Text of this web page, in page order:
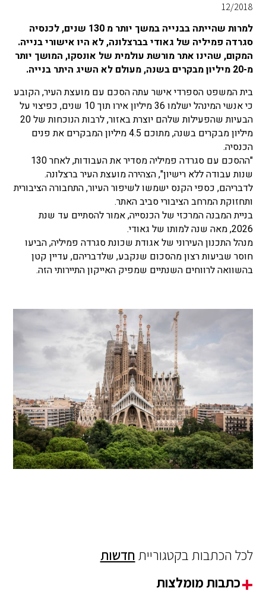
12/2018
למרות שהייתה בבנייה במשך יותר מ 130 שנים, לכנסיה
סגרדה פמיליה של גאודי בברצלונה, לא היו אישורי בנייה.
המקום, שהינו אתר מורשת עולמית של אונסקו, המושך יותר
מ-20 מיליון מבקרים בשנה, מעולם לא השיג היתר בנייה.
בית המשפט הספרדי אישר עתה הסכם עם מועצת העיר, הקובע
כי אנשי המינהל ישלמו 36 מיליון אירו תוך 10 שנים, כפיצוי על
הבעיות שהפעילות שלהם יוצרת באזור, לרבות הנוכחות של 20
מיליון
מבקרים בשנה, מתוכם 4.5 מיליון המבקרים את פנים
הכנסיה.
"ההסכם עם סגרדה פמיליה מסדיר את העבודות, לאחר 130
שנות עבודה ללא רישיון", הצהירה מועצת העיר ברצלונה.
לדבריהם, כספי הקנס ישמשו לשיפור העיור, התחבורה הציבורית
ותחזוקת המרחב הציבורי סביב האתר.
בניית המבנה המרכזי של הכנסייה, אמור להסתיים עד שנת
2026, מאה שנה למותו של גאודי.
מנהל התכנון העירוני של אגודת שכונת סגרדה פמיליה, הביעו
חוסר שביעות רצון מהסכום שנקבע, שלדבריהם, עדיין קטן
בהשוואה לרווחים השנתיים שמפיק האייקון התיירותי הזה.
לכל הכתבות בקטגוריית חדשות
כתבות מומלצות